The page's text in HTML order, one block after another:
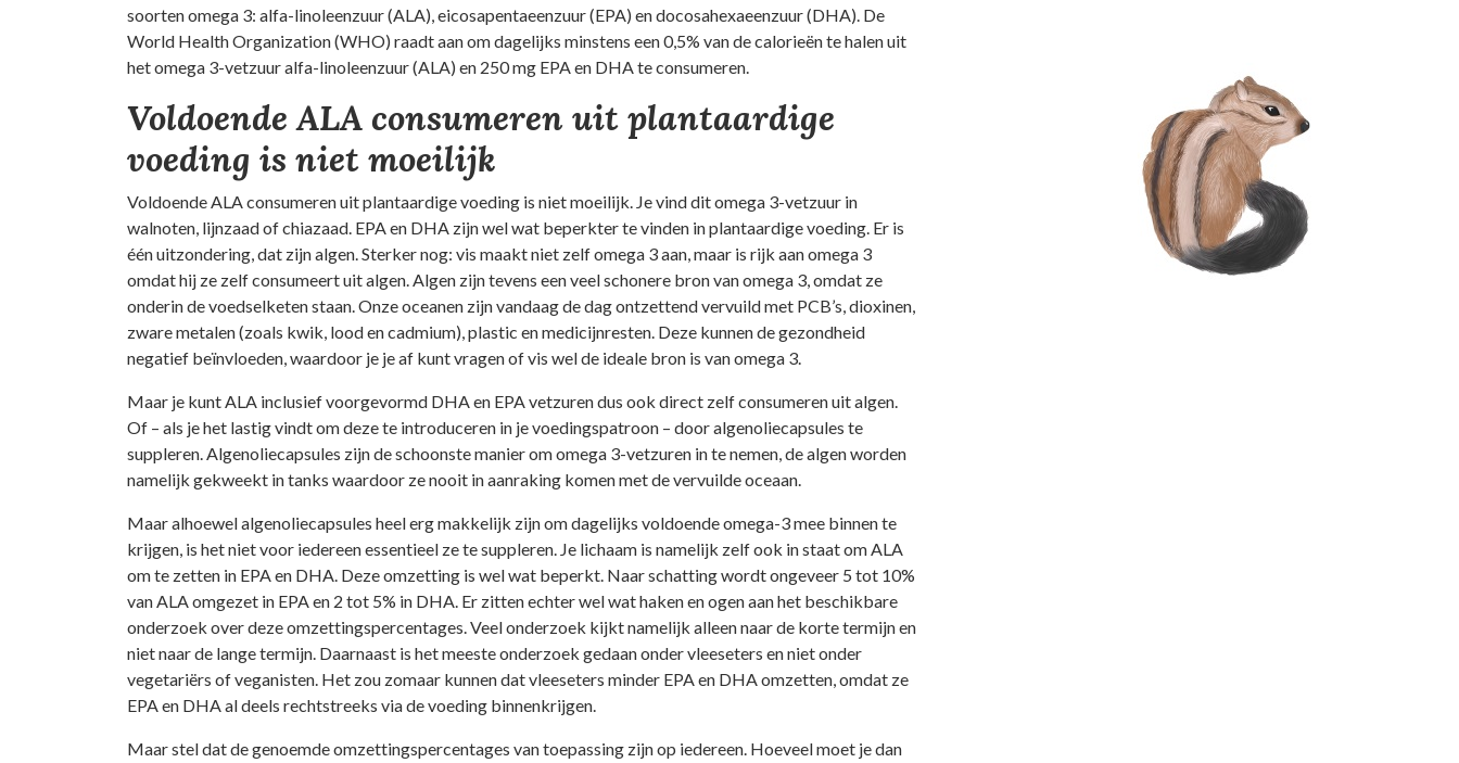
soorten omega 3: alfa-linoleenzuur (ALA), eicosapentaeenzuur (EPA) en docosahexaeenzuur (DHA). De
World Health Organization (WHO) raadt aan om dagelijks minstens een 0,5% van de calorieën te halen uit
het omega 3-vetzuur alfa-linoleenzuur (ALA) en 250 mg EPA en DHA te consumeren.
Voldoende ALA consumeren uit plantaardige
voeding is niet moeilijk
Voldoende ALA consumeren uit plantaardige voeding is niet moeilijk. Je vind dit omega 3-vetzuur in
walnoten, lijnzaad of chiazaad. EPA en DHA zijn wel wat beperkter te vinden in plantaardige voeding. Er is
één uitzondering, dat zijn algen. Sterker nog: vis maakt niet zelf omega 3 aan, maar is rijk aan omega 3
omdat hij ze zelf consumeert uit algen. Algen zijn tevens een veel schonere bron van omega 3, omdat ze
onderin de voedselketen staan. Onze oceanen zijn vandaag de dag ontzettend vervuild met PCB’s, dioxinen,
zware metalen (zoals kwik, lood en cadmium), plastic en medicijnresten. Deze kunnen de gezondheid
negatief beïnvloeden, waardoor je je af kunt vragen of vis wel de ideale bron is van omega 3.
Maar je kunt ALA inclusief voorgevormd DHA en EPA vetzuren dus ook direct zelf consumeren uit algen.
Of – als je het lastig vindt om deze te introduceren in je voedingspatroon – door algenoliecapsules te
suppleren. Algenoliecapsules zijn de schoonste manier om omega 3-vetzuren in te nemen, de algen worden
namelijk gekweekt in tanks waardoor ze nooit in aanraking komen met de vervuilde oceaan.
Maar alhoewel algenoliecapsules heel erg makkelijk zijn om dagelijks voldoende omega-3 mee binnen te
krijgen, is het niet voor iedereen essentieel ze te suppleren. Je lichaam is namelijk zelf ook in staat om ALA
om te zetten in EPA en DHA. Deze omzetting is wel wat beperkt. Naar schatting wordt ongeveer 5 tot 10%
van ALA omgezet in EPA en 2 tot 5% in DHA. Er zitten echter wel wat haken en ogen aan het beschikbare
onderzoek over deze omzettingspercentages. Veel onderzoek kijkt namelijk alleen naar de korte termijn en
niet naar de lange termijn. Daarnaast is het meeste onderzoek gedaan onder vleeseters en niet onder
vegetariërs of veganisten. Het zou zomaar kunnen dat vleeseters minder EPA en DHA omzetten, omdat ze
EPA en DHA al deels rechtstreeks via de voeding binnenkrijgen.
Maar stel dat de genoemde omzettingspercentages van toepassing zijn op iedereen. Hoeveel moet je dan